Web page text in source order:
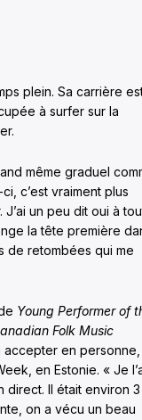
plein. Sa carrière
à surfer sur la
même graduel
c’est vraiment plus
un peu dit oui à
la tête première
de retombées qui me
Young Performer of
Folk Music
accepter en personne,
en Estonie. « Je
direct. Il était environ
on a vécu un beau